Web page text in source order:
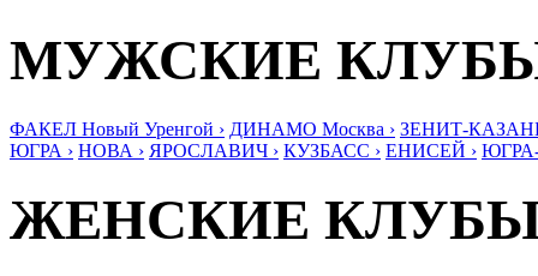
МУЖСКИЕ
ФАКЕЛ Новый Уренгой › ДИНАМО Москва › ЗЕНИТ-
ЮГРА › НОВА › ЯРОСЛАВИЧ › КУЗБАСС › ЕНИСЕЙ ›
ЖЕНСКИЕ